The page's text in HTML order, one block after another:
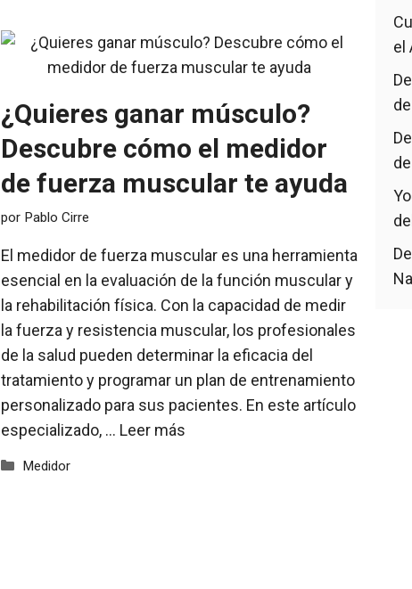
¿Quieres ganar músculo?
Descubre cómo el medidor
de fuerza muscular te ayuda
por Pablo Cirre
El medidor de fuerza muscular es una herramienta
esencial en la evaluación de la función muscular y
la rehabilitación física. Con la capacidad de medir
la fuerza y resistencia muscular, los profesionales
de la salud pueden determinar la eficacia del
tratamiento y programar un plan de entrenamiento
personalizado para sus pacientes. En este artículo
especializado, … Leer más
Categorías
Medidor
el